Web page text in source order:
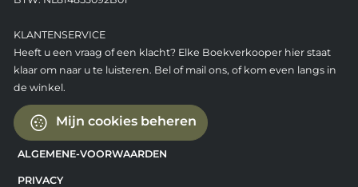
KLANTENSERVICE
Heeft u een vraag of een klacht? Elke Boekverkooper hier staat
klaar om naar u te luisteren. Bel of mail ons, of kom even langs in
de winkel.
Mijn cookies beheren
ALGEMENE-VOORWAARDEN
PRIVACY